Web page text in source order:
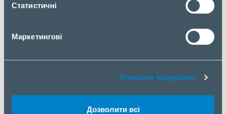
Статистичні
Маркетингові
Показати подробиці
Дозволити всі